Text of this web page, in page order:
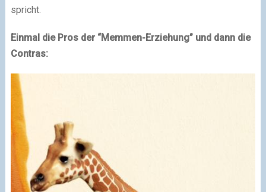
spricht.
Einmal die Pros der “Memmen-Erziehung” und dann die
Contras: